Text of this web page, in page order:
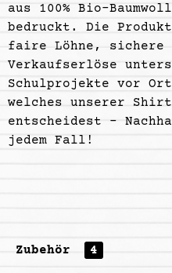
aus 100% Bio-
bedruckt. Die
faire Löhne, sichere
Verkaufserlöse
Schulprojekte vor
welches unserer
entscheidest –
jedem Fall!
Zubehör 4